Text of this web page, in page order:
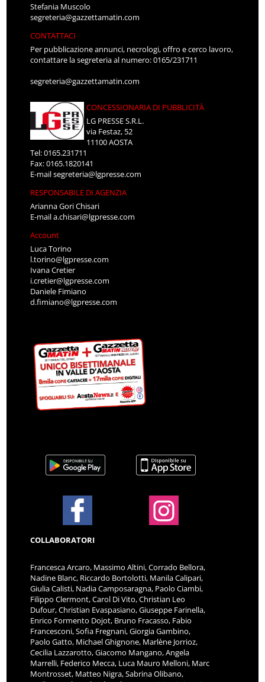
Stefania Muscolo
segreteria@gazzettamatin.com
CONTATTACI
Per pubblicazione annunci, necrologi, offro e cerco lavoro,
contattare la segreteria al numero: 0165/231711
segreteria@gazzettamatin.com
CONCESSIONARIA DI PUBBLICITÀ
LG PRESSE S.R.L.
via Festaz, 52
11100 AOSTA
Tel: 0165.231711
Fax: 0165.1820141
E-mailsegreteria@lgpresse.com
RESPONSABILE DI AGENZIA
Arianna Gori Chisari
E-maila.chisari@lgpresse.com
Account
Luca Torino
l.torino@lgpresse.com
Ivana Cretier
i.cretier@lgpresse.com
Daniele Fimiano
d.fimiano@lgpresse.com
COLLABORATORI
Francesca Arcaro, Massimo Altini, Corrado Bellora,
Nadine Blanc, Riccardo Bortolotti, Manila Calipari,
Giulia Calisti, Nadia Camposaragna, Paolo Ciambi,
Filippo Clermont, Carol Di Vito, Christian Leo
Dufour, Christian Evaspasiano, Giuseppe Farinella,
Enrico Formento Dojot, Bruno Fracasso, Fabio
Francesconi, Sofia Fregnani, Giorgia Gambino,
Paolo Gatto, Michael Ghignone, Marlène Jorrioz,
Cecilia Lazzarotto, Giacomo Mangano, Angela
Marrelli, Federico Mecca, Luca Mauro Melloni, Marc
Montrosset, Matteo Nigra, Sabrina Olibano,